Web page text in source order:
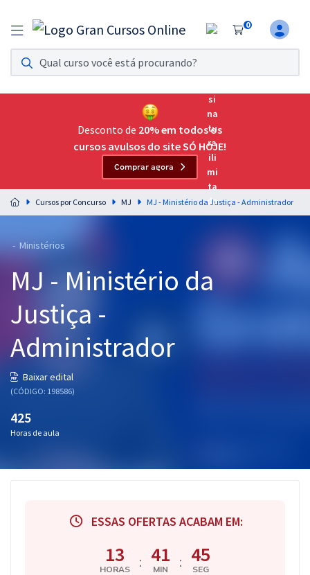
0
Assinatura Ilimitada 11
Acesso a todos os cursos. Teste grátis por 7 dias!
Assinatura OAB Até Passar
Acesso ilimitado a toda preparação para o Exame da
Residências Multiprofissionais
Preparação completa e intensiva para as principais
residências em saúde do Brasil
Concursos
Assinatura Ilimitada
Pós
Graduação
OAB
Mentorias
Desconto de 20% em todos os
cursos avulsos do site SÓ HOJE!
Comprar agora
Cursos por Concurso MJ MJ - Ministério da Justiça - Administrador
- Ministérios
MJ - Ministério da
Justiça -
Administrador
Baixar edital
(CÓDIGO: 198586)
425
Horas de aula
ESSAS OFERTAS ACABAM EM:
13
HORAS : 41
MIN : 44
SEG